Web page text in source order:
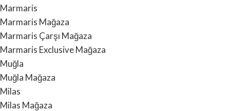
Marmaris
Marmaris Mağaza
Marmaris Çarşı Mağaza
Marmaris Exclusive Mağaza
Muğla
Muğla Mağaza
Milas
Milas Mağaza